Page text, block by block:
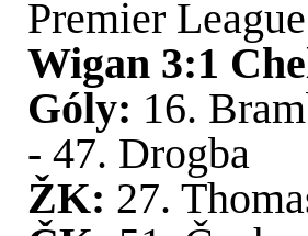
Premier
Wigan 3:1
Góly: 16.
- 47. Drogba
ŽK: 27.